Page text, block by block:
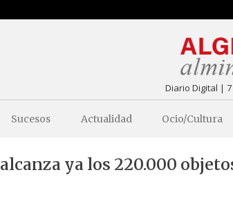
Diario Digital | 7
Sucesos Actualidad Ocio/Cultura
ya los 220.000